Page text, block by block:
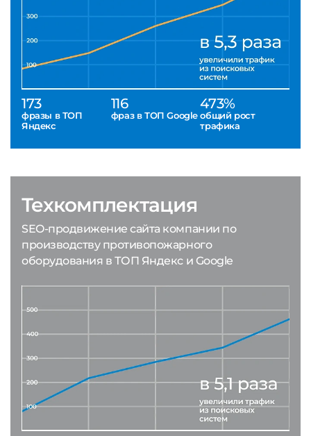
173
фразы в ТОП
Яндекс
116
фраз в ТОП Google
473%
общий рост
трафика
Техкомплектация
SEO-продвижение сайта компании по
производству противопожарного
оборудования в ТОП Яндекс и Google